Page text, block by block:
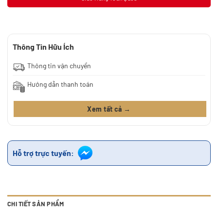
Thông Tin Hữu Ích
Thông tin vận chuyển
Hướng dẫn thanh toán
Xem tất cả →
Hỗ trợ trực tuyến:
CHI TIẾT SẢN PHẨM